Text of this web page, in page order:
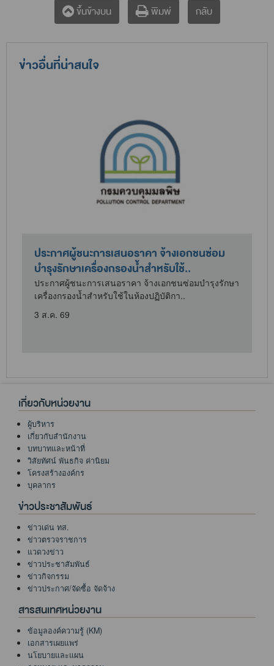
ขึ้นข้างบน พิมพ์ กลับ
ข่าวอื่นที่น่าสนใจ
ประกาศผู้ชนะการเสนอราคา จ้างเอกชนซ่อม
บำรุงรักษาเครื่องกรองน้ำสำหรับใช้..
ประกาศผู้ชนะการเสนอราคา จ้างเอกชนซ่อมบำรุงรักษา
เครื่องกรองน้ำสำหรับใช้ในห้องปฏิบัติกา..
3 ส.ค. 69
เกี่ยวกับหน่วยงาน
ผู้บริหาร
เกี่ยวกับสำนักงาน
บทบาทและหน้าที่
วิสัยทัศน์ พันธกิจ ค่านิยม
โครงสร้างองค์กร
บุคลากร
ข่าวประชาสัมพันธ์
ข่าวเด่น ทส.
ข่าวตรวจราชการ
แวดวงข่าว
ข่าวประชาสัมพันธ์
ข่าวกิจกรรม
ข่าวประกาศ/จัดซื้อ จัดจ้าง
สารสนเทศหน่วยงาน
ข้อมูลองค์ความรู้ (KM)
เอกสารเผยแพร่
นโยบายและแผน